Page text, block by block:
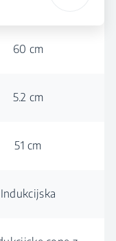
60 cm
5.2 cm
51 cm
Indukcijska